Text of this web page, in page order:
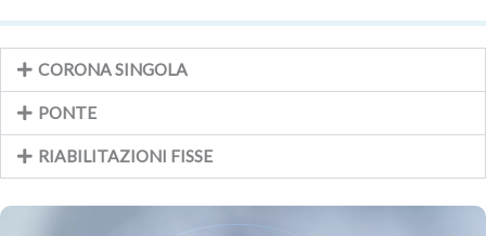
CORONA SINGOLA
PONTE
RIABILITAZIONI FISSE